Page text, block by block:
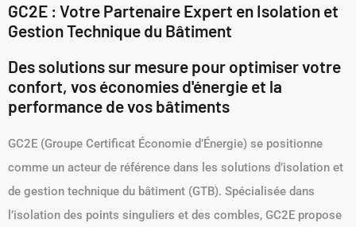
GC2E : Votre Partenaire Expert en Isolation et
Gestion Technique du Bâtiment
Des solutions sur mesure pour optimiser votre
confort, vos économies d'énergie et la
performance de vos bâtiments
GC2E (Groupe Certificat Économie d’Énergie) se positionne
comme un acteur de référence dans les solutions d’isolation et
de gestion technique du bâtiment (GTB). Spécialisée dans
l’isolation des points singuliers et des combles, GC2E propose